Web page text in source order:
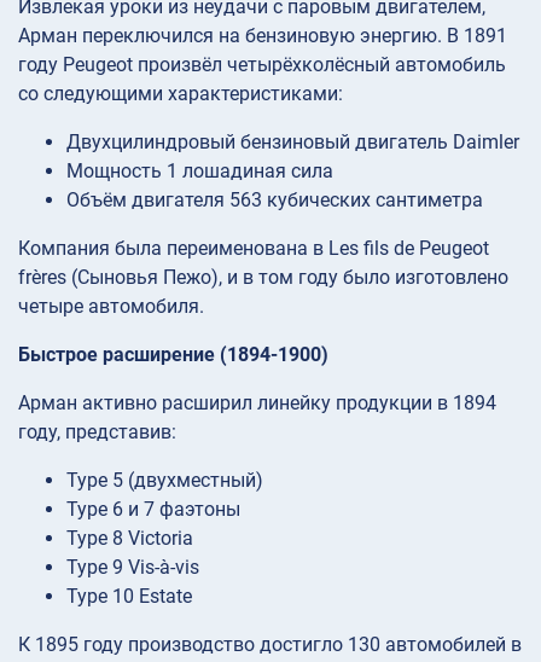
Извлекая уроки из неудачи с паровым двигателем,
Арман переключился на бензиновую энергию. В 1891
году Peugeot произвёл четырёхколёсный автомобиль
со следующими характеристиками:
Двухцилиндровый бензиновый двигатель Daimler
Мощность 1 лошадиная сила
Объём двигателя 563 кубических сантиметра
Компания была переименована в Les fils de Peugeot
frères (Сыновья Пежо), и в том году было изготовлено
четыре автомобиля.
Быстрое расширение (1894-1900)
Арман активно расширил линейку продукции в 1894
году, представив:
Type 5 (двухместный)
Type 6 и 7 фаэтоны
Type 8 Victoria
Type 9 Vis-à-vis
Type 10 Estate
К 1895 году производство достигло 130 автомобилей в